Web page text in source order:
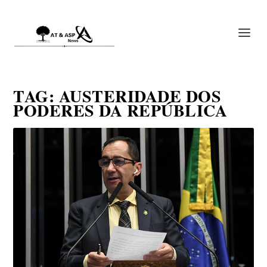
TAG: AUSTERIDADE DOS
PODERES DA REPÚBLICA